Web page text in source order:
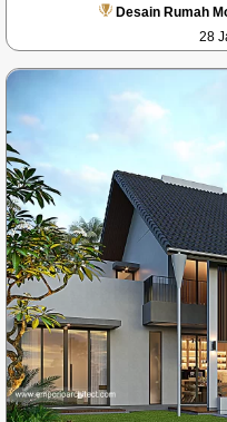
Desain Rumah
28